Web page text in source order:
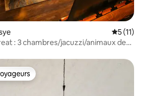
5 (11)
: 3 chambres/jacuzzi/animaux de
les plus appréciés